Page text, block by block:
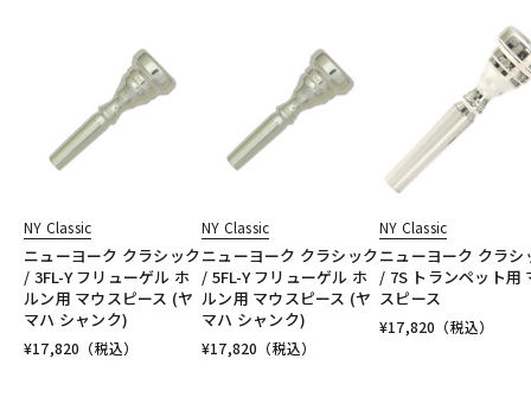
NY Classic
ニューヨーク クラシック
/ 3FL-Y フリューゲル ホ
ルン用 マウスピース (ヤ
マハ シャンク)
¥17,820 （税込）
NY Classic
ニューヨーク クラシック
/ 5FL-Y フリューゲル ホ
ルン用 マウスピース (ヤ
マハ シャンク)
¥17,820 （税込）
NY Classic
ニューヨーク クラシ
/ 7S トランペット用
スピース
¥17,820 （税込）